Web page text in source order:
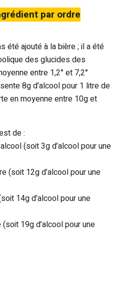
par ordre
été ajouté à la bière ; il a été
des glucides des
entre 1,2° et 7,2°
8g d’alcool pour 1 litre de
en moyenne entre 10g et
de :
(soit 3g d’alcool pour une
(soit 12g d’alcool pour une
14g d’alcool pour une
19g d’alcool pour une